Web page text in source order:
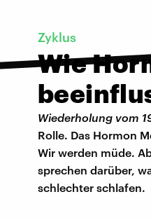
Zyklus
Wie
Wiederholung vom
Rolle. Das Hormon
Wir werden müde.
sprechen darüber,
schlechter schlafen.